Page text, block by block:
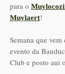
para o
Muylaert!
Semana que
evento da
Club e posto aui